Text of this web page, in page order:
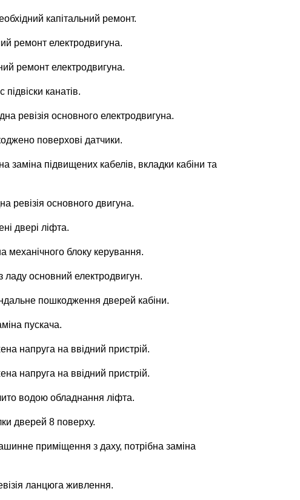
капітальний ремонт.
ремонт електродвигуна.
ремонт електродвигуна.
канатів.
ревізія основного електродвигуна.
поверхові датчики.
заміна підвищених кабелів, вкладки кабіни та
ревізія основного двигуна.
двері ліфта.
механічного блоку керування.
основний електродвигун.
пошкодження дверей кабіни.
пускача.
напруга на ввідний пристрій.
напруга на ввідний пристрій.
водою обладнання ліфта.
дверей 8 поверху.
приміщення з даху, потрібна заміна
ланцюга живлення.